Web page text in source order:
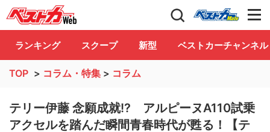
自動車情報誌「ベストカー」 Club
ランキング スクープ 新型 ベストカーチャンネル
TOP > コラム・特集 > コラム
テリー伊藤 念願成就!? アルピーヌA110試乗
アクセルを踏んだ瞬間青春時代が甦る！【テ